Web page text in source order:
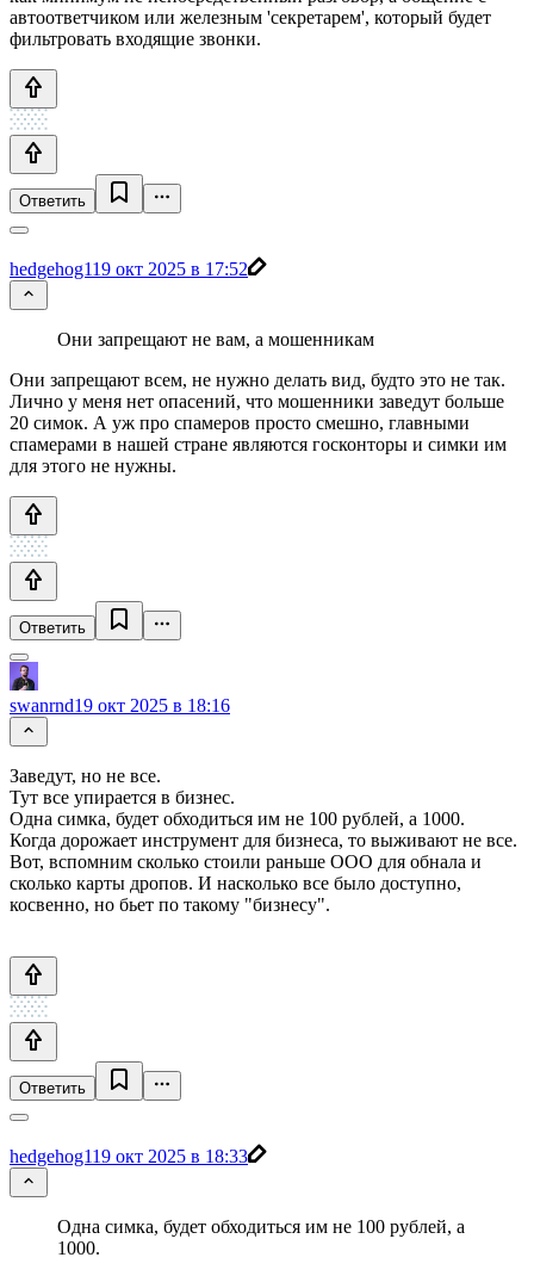
автоответчиком или железным 'секретарем', который будет
фильтровать входящие звонки.
Ответить
hedgehog119 окт 2025 в 17:52
Они запрещают не вам, а мошенникам
Они запрещают всем, не нужно делать вид, будто это не так.
Лично у меня нет опасений, что мошенники заведут больше
20 симок. А уж про спамеров просто смешно, главными
спамерами в нашей стране являются госконторы и симки им
для этого не нужны.
Ответить
swanrnd19 окт 2025 в 18:16
Заведут, но не все.
Тут все упирается в бизнес.
Одна симка, будет обходиться им не 100 рублей, а 1000.
Когда дорожает инструмент для бизнеса, то выживают не все.
Вот, вспомним сколько стоили раньше ООО для обнала и
сколько карты дропов. И насколько все было доступно,
косвенно, но бьет по такому "бизнесу".
Ответить
hedgehog119 окт 2025 в 18:33
Одна симка, будет обходиться им не 100 рублей, а
1000.